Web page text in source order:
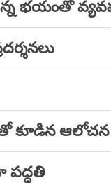
భయంతో
కూడిన ఆలోచన
పద్ధతి